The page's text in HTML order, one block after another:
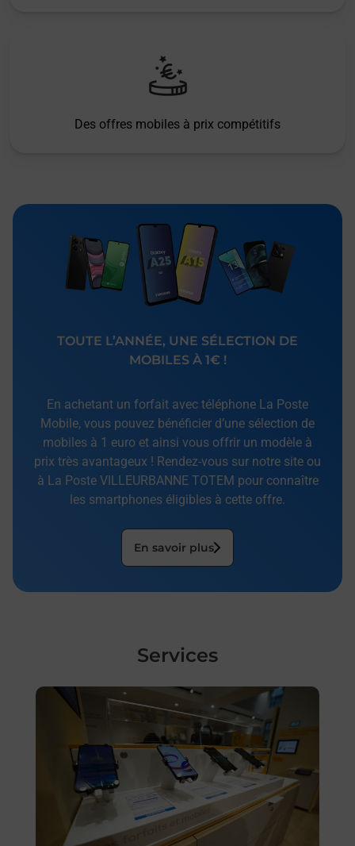
Des offres mobiles à prix compétitifs
TOUTE L’ANNÉE, UNE SÉLECTION DE
MOBILES À 1€ !
En achetant un forfait avec téléphone La Poste
Mobile, vous pouvez bénéficier d’une sélection de
mobiles à 1 euro et ainsi vous offrir un modèle à
prix très avantageux ! Rendez-vous sur notre site ou
à La Poste VILLEURBANNE TOTEM pour connaître
les smartphones éligibles à cette offre.
En savoir plus
Services
En savoir plus